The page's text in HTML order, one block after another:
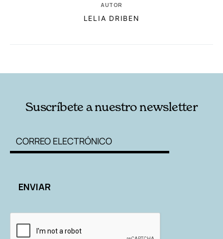
AUTOR
LELIA DRIBEN
Suscríbete a nuestro newsletter